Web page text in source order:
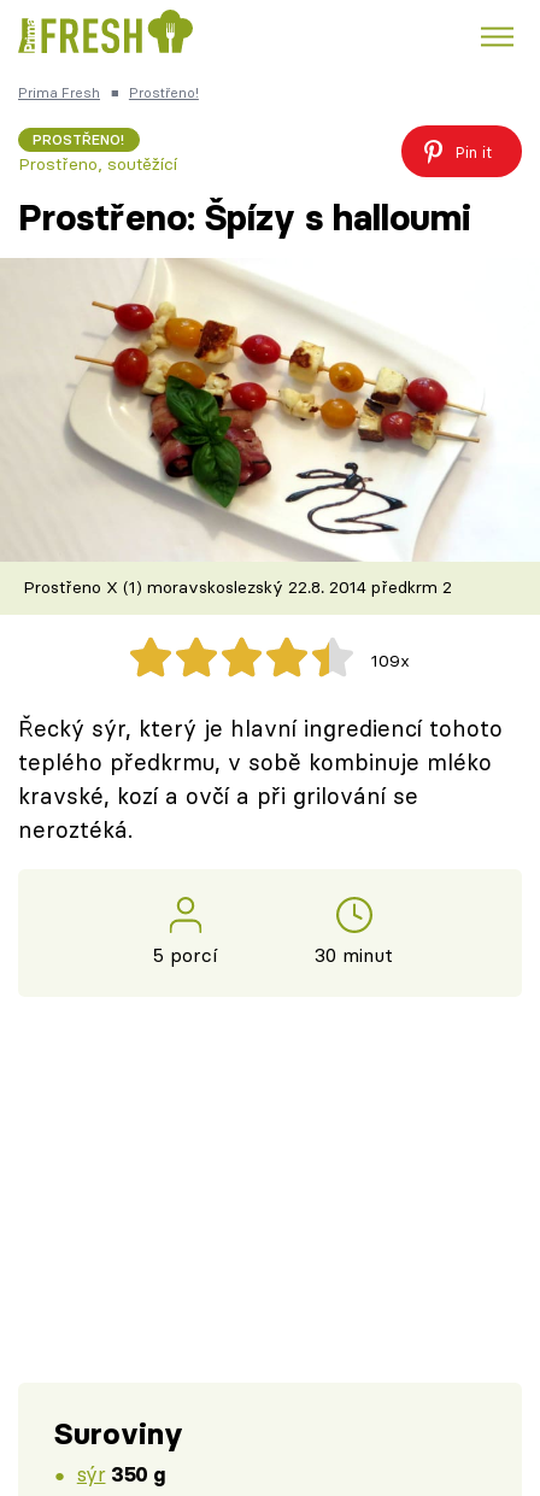
Česká kuchyně
Témata
Recepty
Články
TV Program
Škola vaření
Recepty z TV
Speciál: Cuketa
Těhotnej kuchař
Sledujte prima+
Prima Fresh ■ Prostřeno!
PROSTŘENO!
Prostřeno, soutěžící
Pin it
Prostřeno: Špízy s halloumi
Prostřeno X (1) moravskoslezský 22.8. 2014 předkrm 2
109x
Řecký sýr, který je hlavní ingrediencí tohoto
teplého předkrmu, v sobě kombinuje mléko
kravské, kozí a ovčí a při grilování se
neroztéká.
5 porcí 30 minut
Suroviny
sýr 350 g